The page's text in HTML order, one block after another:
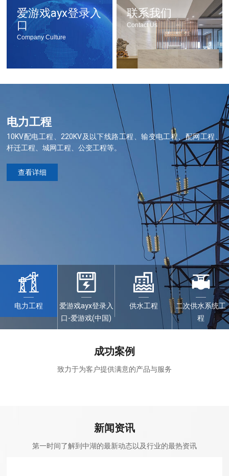
爱游戏ayx登录入
口
Company Culture
联系我们
Contact Us
电力工程
爱游戏ayx登录入
口-爱游戏(中国)
供水工程
二次供水系统工
程
电力工程
10KV配电工程、220KV及以下线路工程、输变电工程、配网工程、
杆迁工程、城网工程、公变工程等。
查看详细
成功案例
致力于为客户提供满意的产品与服务
新闻资讯
第一时间了解到中湖的最新动态以及行业的最热资讯